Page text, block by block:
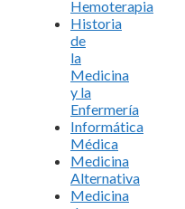
Hemoterapia
Historia
de
la
Medicina
y la
Enfermería
Informática
Médica
Medicina
Alternativa
Medicina